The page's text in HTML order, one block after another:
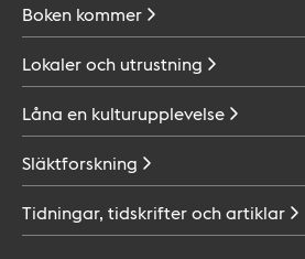
Boken kommer
Lokaler och utrustning
Låna en kulturupplevelse
Släktforskning
Tidningar, tidskrifter ochartiklar